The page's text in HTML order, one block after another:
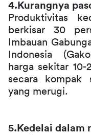
4.Kurangnya
Produktivitas
berkisar 30
Imbauan
Indonesia
harga sekitar
secara kompak
yang merugi.
5.Kedelai dalam